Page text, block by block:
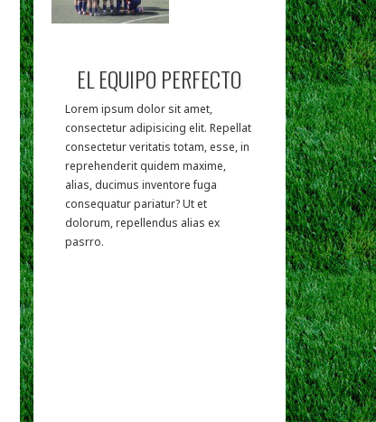
EL EQUIPO PERFECTO
Lorem ipsum dolor sit amet,
consectetur adipisicing elit. Repellat
consectetur veritatis totam, esse, in
reprehenderit quidem maxime,
alias, ducimus inventore fuga
consequatur pariatur? Ut et
dolorum, repellendus alias ex
pasrro.